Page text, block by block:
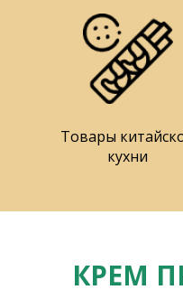
Товары
кухни
КРЕМ